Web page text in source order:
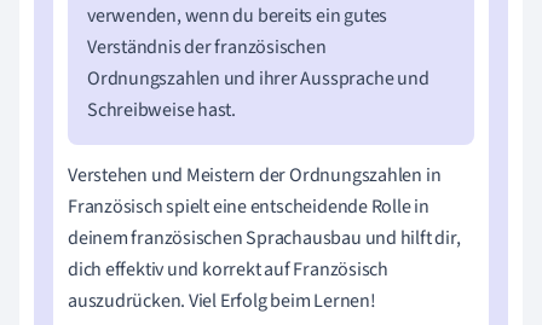
verwenden, wenn du bereits ein gutes
Verständnis der französischen
Ordnungszahlen und ihrer Aussprache und
Schreibweise hast.
Verstehen und Meistern der Ordnungszahlen in
Französisch spielt eine entscheidende Rolle in
deinem französischen Sprachausbau und hilft dir,
dich effektiv und korrekt auf Französisch
auszudrücken. Viel Erfolg beim Lernen!